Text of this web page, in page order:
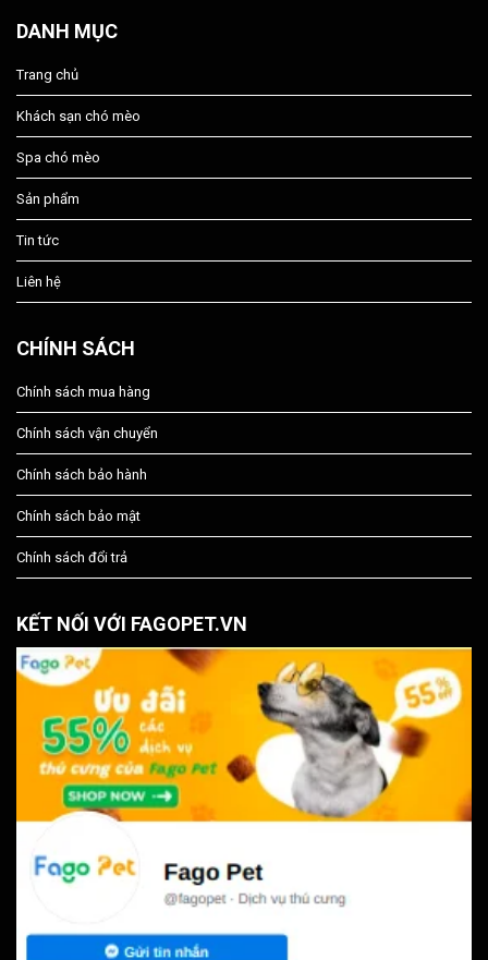
DANH MỤC
Trang chủ
Khách sạn chó mèo
Spa chó mèo
Sản phẩm
Tin tức
Liên hệ
CHÍNH SÁCH
Chính sách mua hàng
Chính sách vận chuyển
Chính sách bảo hành
Chính sách bảo mật
Chính sách đổi trả
KẾT NỐI VỚI FAGOPET.VN